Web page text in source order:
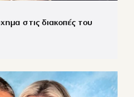
στις διακοπές του